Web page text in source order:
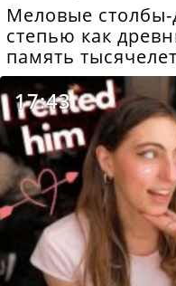
Меловые
степью как
память
17:43